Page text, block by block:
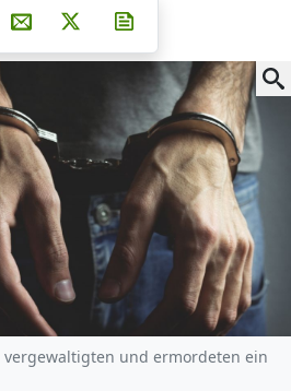
auf Facebook
Teilen auf Whatsapp
Teilen auf Telegram
auf Pinterest
Per E-Mail teilen
Post auf X
und ermordeten ein